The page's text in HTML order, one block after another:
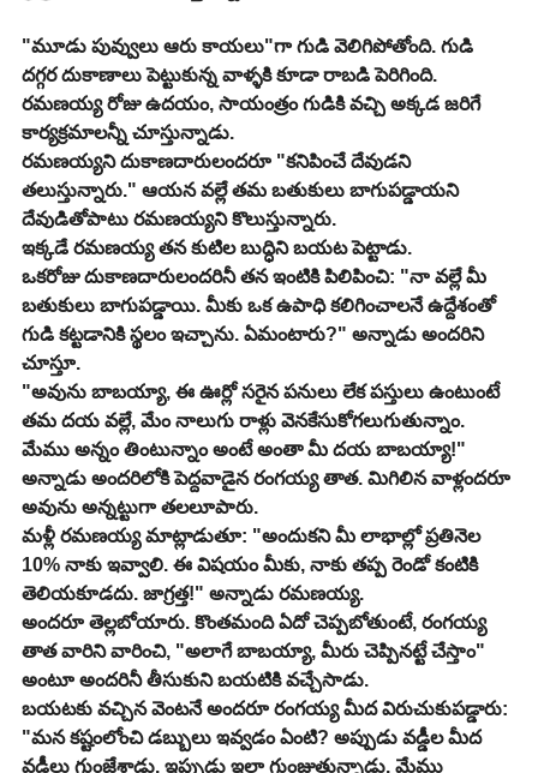
"మూడు పువ్వులు ఆరు కాయలు"గా గుడి వెలిగిపోతోంది. గుడి
దగ్గర దుకాణాలు పెట్టుకున్న వాళ్ళకి కూడా రాబడి పెరిగింది.
రమణయ్య రోజు ఉదయం, సాయంత్రం గుడికి వచ్చి అక్కడ జరిగే
కార్యక్రమాలన్నీ చూస్తున్నాడు.
రమణయ్యని దుకాణదారులందరూ "కనిపించే దేవుడని
తలుస్తున్నారు." ఆయన వల్లే తమ బతుకులు బాగుపడ్డాయని
దేవుడితోపాటు రమణయ్యని కొలుస్తున్నారు.
ఇక్కడే రమణయ్య తన కుటిల బుద్ధిని బయట పెట్టాడు.
ఒకరోజు దుకాణదారులందరినీ తన ఇంటికి పిలిపించి: "నా వల్లే మీ
బతుకులు బాగుపడ్డాయి. మీకు ఒక ఉపాధి కలిగించాలనే ఉద్దేశంతో
గుడి కట్టడానికి స్థలం ఇచ్చాను. ఏమంటారు?" అన్నాడు అందరిని
చూస్తూ.
"అవును బాబయ్యా, ఈ ఊర్లో సరైన పనులు లేక పస్తులు ఉంటుంటే
తమ దయ వల్లే, మేం నాలుగు రాళ్లు వెనకేసుకోగలుగుతున్నాం.
మేము అన్నం తింటున్నాం అంటే అంతా మీ దయ బాబయ్యా!"
అన్నాడు అందరిలోకి పెద్దవాడైన రంగయ్య తాత. మిగిలిన వాళ్లందరూ
అవును అన్నట్టుగా తలలూపారు.
మళ్లీ రమణయ్య మాట్లాడుతూ: "అందుకని మీ లాభాల్లో ప్రతినెల
10% నాకు ఇవ్వాలి. ఈ విషయం మీకు, నాకు తప్ప రెండో కంటికి
తెలియకూడదు. జాగ్రత్త!" అన్నాడు రమణయ్య.
అందరూ తెల్లబోయారు. కొంతమంది ఏదో చెప్పబోతుంటే, రంగయ్య
తాత వారిని వారించి, "అలాగే బాబయ్యా, మీరు చెప్పినట్టే చేస్తాం"
అంటూ అందరినీ తీసుకుని బయటికి వచ్చేసాడు.
బయటకు వచ్చిన వెంటనే అందరూ రంగయ్య మీద విరుచుకుపడ్డారు:
"మన కష్టంలోంచి డబ్బులు ఇవ్వడం ఏంటి? అప్పుడు వడ్డీల మీద
వడ్డీలు గుంజేశాడు. ఇప్పుడు ఇలా గుంజుతున్నాడు. మేము